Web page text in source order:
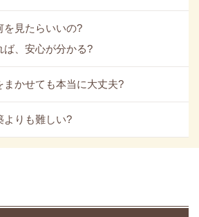
を見たらいいの?
ば、安心が分かる?
かせても本当に大丈夫?
よりも難しい?